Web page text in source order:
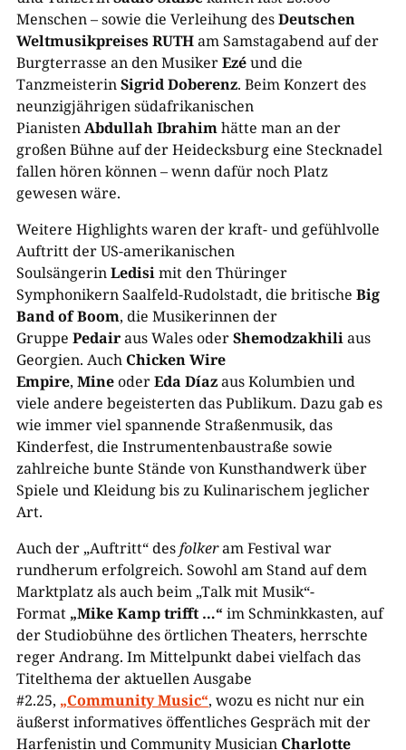
Menschen – sowie die Verleihung desDeutschen
Weltmusikpreises RUTHam Samstagabend auf der
Burgterrasse an den MusikerEzéund die
TanzmeisterinSigrid Doberenz. Beim Konzert des
neunzigjährigen südafrikanischen
PianistenAbdullah Ibrahimhätte man an der
großen Bühne auf der Heidecksburg eine Stecknadel
fallen hören können – wenn dafür noch Platz
gewesen wäre.
Weitere Highlights waren der kraft- und gefühlvolle
Auftritt der US-amerikanischen
SoulsängerinLedisimit den Thüringer
Symphonikern Saalfeld-Rudolstadt, die britische Big
Band of Boom, die Musikerinnen der
Gruppe Pedairaus Wales oderShemodzakhiliaus
Georgien. Auch Chicken Wire
Empire, MineoderEda Díazaus Kolumbien und
viele andere begeisterten das Publikum. Dazu gab es
wie immer viel spannende Straßenmusik, das
Kinderfest, die Instrumentenbaustraße sowie
zahlreiche bunte Stände von Kunsthandwerk über
Spiele und Kleidung bis zu Kulinarischem jeglicher
Art.
Auch der „Auftritt“ desfolkeram Festival war
rundherum erfolgreich. Sowohl am Stand auf dem
Marktplatz als auch beim „Talk mit Musik“-
Format „Mike Kamp trifft …“ im Schminkkasten, auf
der Studiobühne des örtlichen Theaters, herrschte
reger Andrang. Im Mittelpunkt dabei vielfach das
Titelthema der aktuellen Ausgabe
#2.25, „Community Music“, wozu es nicht nur ein
äußerst informatives öffentliches Gespräch mit der
Harfenistin und Community Musician Charlotte